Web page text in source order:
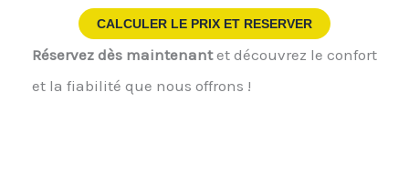
CALCULER LE PRIX ET RESERVER
Réservez dès maintenantet découvrez le confort
et la fiabilité que nous offrons !